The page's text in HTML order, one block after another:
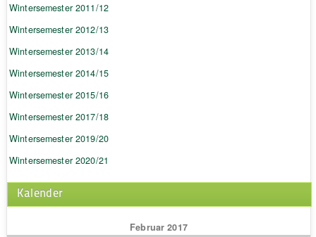
Wintersemester 2011/12
Wintersemester 2012/13
Wintersemester 2013/14
Wintersemester 2014/15
Wintersemester 2015/16
Wintersemester 2017/18
Wintersemester 2019/20
Wintersemester 2020/21
Kalender
Februar 2017